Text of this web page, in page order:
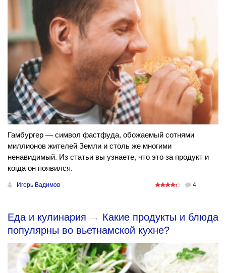
Гамбургер — символ фастфуда, обожаемый сотнями
миллионов жителей Земли и столь же многими
ненавидимый. Из статьи вы узнаете, что это за продукт и
когда он появился.
Игорь Вадимов 4
Еда и кулинария → Какие продукты и блюда
популярны во вьетнамской кухне?